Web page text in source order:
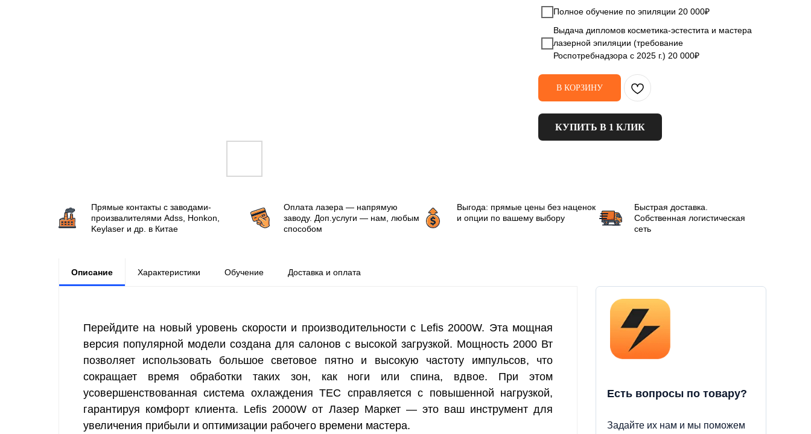
Полное обучение по эпиляции 20 000₽
Выдача дипломов косметика-эстестита и мастера
лазерной эпиляции (требование
Роспотребнадзора с 2025 г.) 20 000₽
В КОРЗИНУ
КУПИТЬ В 1 КЛИК
Быстрая доставка.
Собственная логистическая
сеть
Выгода: прямые цены без наценок
и опции по вашему выбору
Оплата лазера — напрямую
заводу. Доп.услуги — нам, любым
способом
Прямые контакты с заводами-
произвалителями Аdss, Honkon,
Keylaser и др. в Китае
Описание Характеристики Обучение Доставка и оплата
Перейдите на новый уровень скорости и производительности с Lefis 2000W. Эта мощная
версия популярной модели создана для салонов с высокой загрузкой. Мощность 2000 Вт
позволяет использовать большое световое пятно и высокую частоту импульсов, что
сокращает время обработки таких зон, как ноги или спина, вдвое. При этом
усовершенствованная система охлаждения TEC справляется с повышенной нагрузкой,
гарантируя комфорт клиента. Lefis 2000W от Лазер Маркет — это ваш инструмент для
увеличения прибыли и оптимизации рабочего времени мастера.
Есть вопросы по товару?
Задайте их нам и мы поможем